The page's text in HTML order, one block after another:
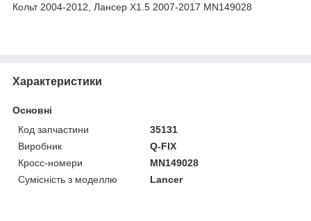
Кольт 2004-2012, Лансер Х1.5 2007-2017 MN149028
Характеристики
Основні
Код запчастини
35131
Виробник
Q-FIX
Кросс-номери
MN149028
Сумісність з моделлю
Lancer